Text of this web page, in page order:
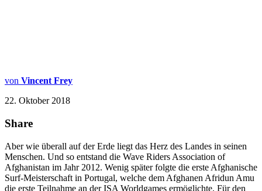
von Vincent Frey
22. Oktober 2018
Share
Aber wie überall auf der Erde liegt das Herz des Landes in seinen
Menschen. Und so entstand die Wave Riders Association of
Afghanistan im Jahr 2012. Wenig später folgte die erste Afghanische
Surf-Meisterschaft in Portugal, welche dem Afghanen Afridun Amu
die erste Teilnahme an der ISA Worldgames ermöglichte. Für den